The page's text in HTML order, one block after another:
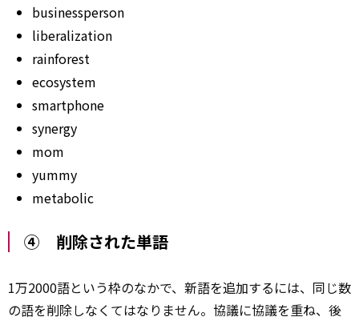
businessperson
liberalization
rainforest
ecosystem
smartphone
synergy
mom
yummy
metabolic
④ 削除された単語
1万2000語という枠のなかで、新語を追加するには、同じ数
の語を削除しなくてはなりません。協議に協議を重ね、後